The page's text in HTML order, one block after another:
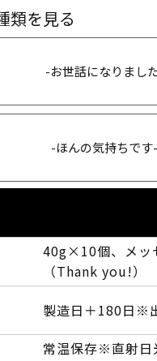
類を見る
-お世話になりまし
-ほんの気持ちです-
40g×10個、メッ
（Thank you!）
製造日＋180日※
常温保存※直射日